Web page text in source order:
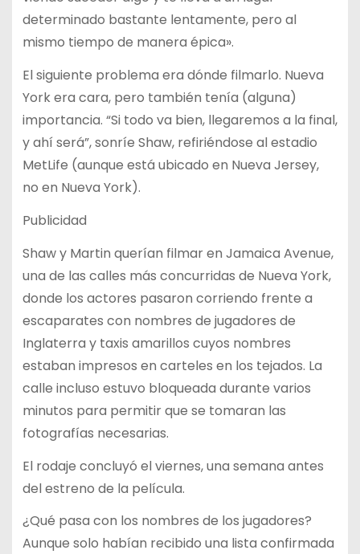
determinado bastante lentamente, pero al
mismo tiempo de manera épica».
El siguiente problema era dónde filmarlo. Nueva
York era cara, pero también tenía (alguna)
importancia. “Si todo va bien, llegaremos a la final,
y ahí será”, sonríe Shaw, refiriéndose al estadio
MetLife (aunque está ubicado en Nueva Jersey,
no en Nueva York).
Publicidad
Shaw y Martin querían filmar en Jamaica Avenue,
una de las calles más concurridas de Nueva York,
donde los actores pasaron corriendo frente a
escaparates con nombres de jugadores de
Inglaterra y taxis amarillos cuyos nombres
estaban impresos en carteles en los tejados. La
calle incluso estuvo bloqueada durante varios
minutos para permitir que se tomaran las
fotografías necesarias.
El rodaje concluyó el viernes, una semana antes
del estreno de la película.
¿Qué pasa con los nombres de los jugadores?
Aunque solo habían recibido una lista confirmada